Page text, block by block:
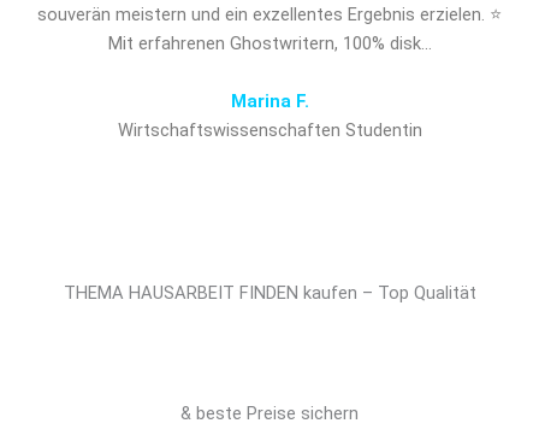
souverän meistern und ein exzellentes Ergebnis erzielen. ⭐
Mit erfahrenen Ghostwritern, 100% disk…
Marina F.
Wirtschaftswissenschaften Studentin
THEMA HAUSARBEIT FINDEN kaufen – Top Qualität
& beste Preise sichern